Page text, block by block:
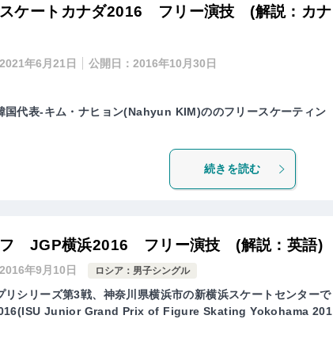
ケートカナダ2016 フリー演技 (解説：カナ
2021年6月21日 公開日：2016年10月30日
国代表-キム・ナヒョン(Nahyun KIM)ののフリースケーティン
続きを読む
フ JGP横浜2016 フリー演技 (解説：英語)
2016年9月10日 ロシア：男子シングル
シリーズ第3戦、神奈川県横浜市の新横浜スケートセンターで
Junior Grand Prix of Figure Skating Yokohama 201